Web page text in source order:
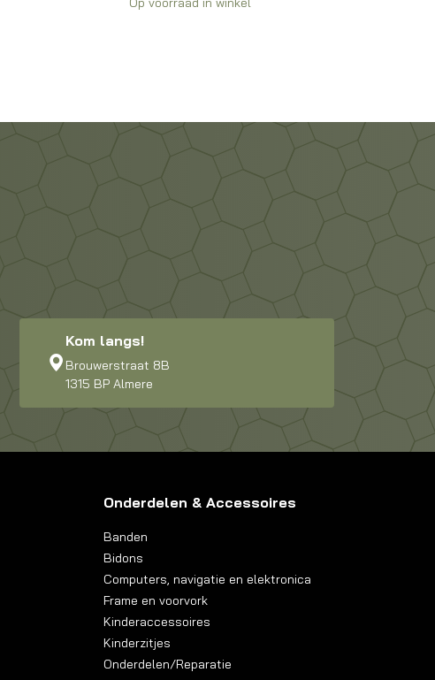
€39,95.
€34,99.
Kom langs!
Brouwerstraat 8B
1315 BP Almere
Onderdelen & Accessoires
Banden
Bidons
Computers, navigatie en elektronica
Frame en voorvork
Kinderaccessoires
Kinderzitjes
Onderdelen/Reparatie